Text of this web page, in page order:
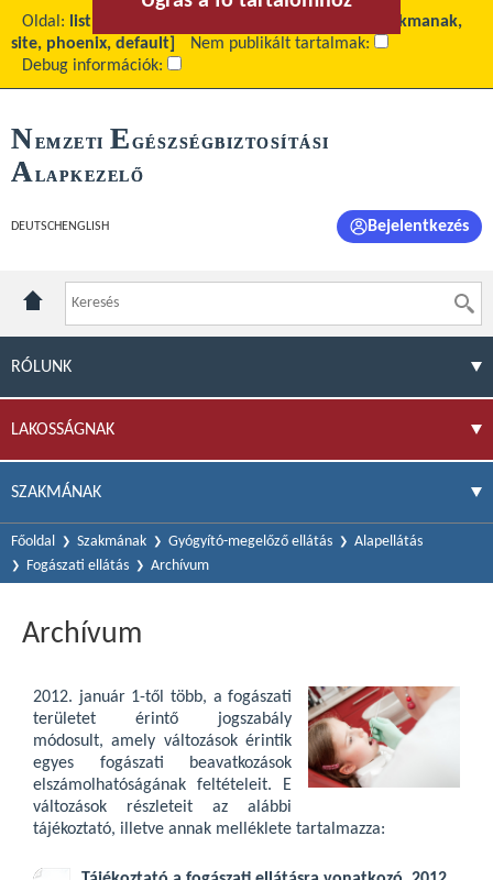
Oldal: list
[site_szakmanak,
site, phoenix, default]
Nem publikált tartalmak:
Debug információk:
NEMZETI E GÉSZSÉGBIZTOSÍTÁSI
ALAPKEZELŐ
DEUTSCH ENGLISH Bejelentkezés
RÓLUNK
LAKOSSÁGNAK
SZAKMÁNAK
Főoldal Szakmának Gyógyító-megelőző ellátás
Alapellátás
Fogászati ellátás
Archívum
Archívum
2012. január 1-től több, a fogászati
területet érintő jogszabály
módosult, amely változások érintik
egyes fogászati beavatkozások
elszámolhatóságának feltételeit. E
változások részleteit az alábbi
tájékoztató, illetve annak melléklete tartalmazza: